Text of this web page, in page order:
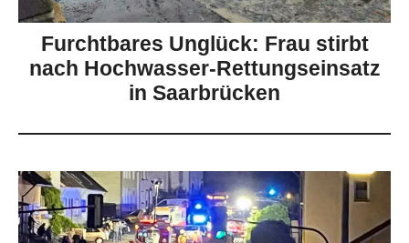
Furchtbares Unglück: Frau stirbt
nach Hochwasser-Rettungseinsatz
in Saarbrücken